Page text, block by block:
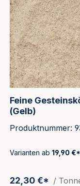
Feine
(Gelb)
Produktnummer:
Varianten ab 19,90 €*
22,30 €* /